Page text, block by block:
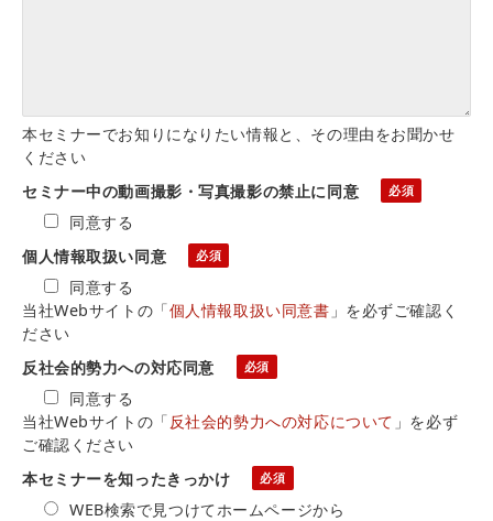
本セミナーでお知りになりたい情報と、その理由をお聞かせ
ください
セミナー中の動画撮影・写真撮影の禁止に同意
同意する
個人情報取扱い同意
同意する
当社Webサイトの「個人情報取扱い同意書 」を必ずご確認く
ださい
反社会的勢力への対応同意
同意する
当社Webサイトの「反社会的勢力への対応について 」を必ず
ご確認ください
本セミナーを知ったきっかけ
WEB検索で見つけてホームページから